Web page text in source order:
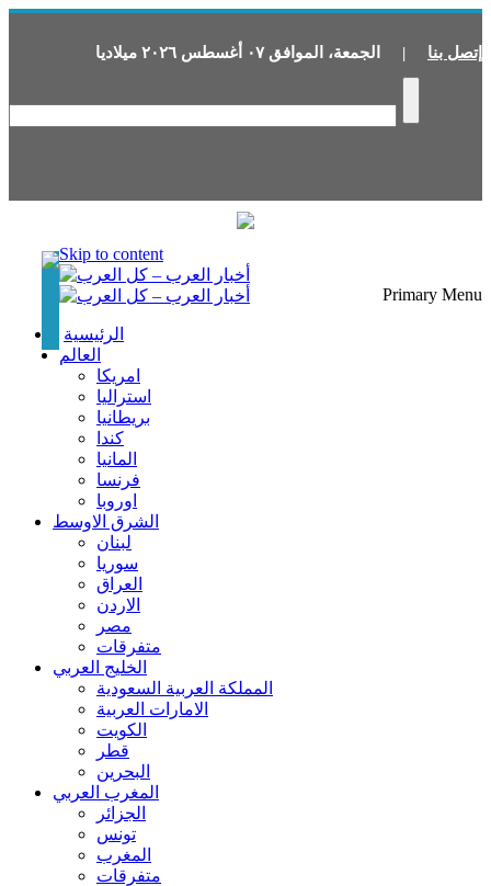
إتصل بنا | الجمعة، الموافق ٠٧ أغسطس ٢٠٢٦ ميلاديا
Skip to content
Primary Menu
الرئيسية
العالم
امريكا
استراليا
بريطانيا
كندا
المانيا
فرنسا
اوروبا
الشرق الاوسط
لبنان
سوريا
العراق
الاردن
مصر
متفرقات
الخليج العربي
المملكة العربية السعودية
الامارات العربية
الكويت
قطر
البحرين
المغرب العربي
الجزائر
تونس
المغرب
متفرقات